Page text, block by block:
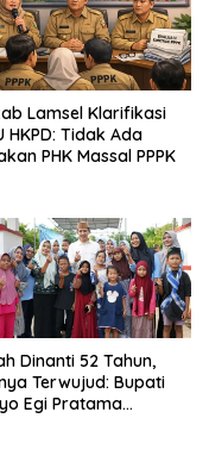
Lamsel Klarifikasi
HKPD: Tidak Ada
PHK Massal PPPK
Dinanti 52 Tahun,
Terwujud: Bupati
Egi Pratama